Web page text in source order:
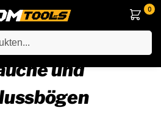
0
Badarmaturen
und